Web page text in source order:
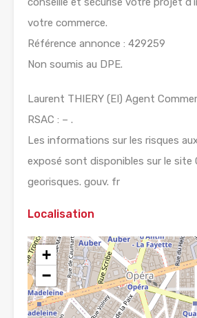
votre commerce.
Référence annonce : 429259
Non soumis au DPE.
Laurent THIERY (EI) Agent
RSAC : – .
Les informations sur les risques
exposé sont disponibles sur le site
georisques. gouv. fr
Localisation
+
−